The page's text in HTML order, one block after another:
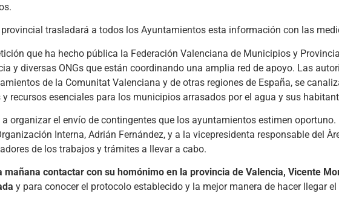
trasladará a todos los Ayuntamientos esta información con las
que ha hecho pública la Federación Valenciana de Municipios y
y diversas ONGs que están coordinando una amplia red de apoyo. Las
de la Comunitat Valenciana y de otras regiones de España, se
recursos esenciales para los municipios arrasados por el agua y sus
organizar el envío de contingentes que los ayuntamientos estimen oportuno.
Interna, Adrián Fernández, y a la vicepresidenta responsable del
de los trabajos y trámites a llevar a cabo.
contactar con su homónimo en la provincia de Valencia, Vicente
y para conocer el protocolo establecido y la mejor manera de hacer llegar